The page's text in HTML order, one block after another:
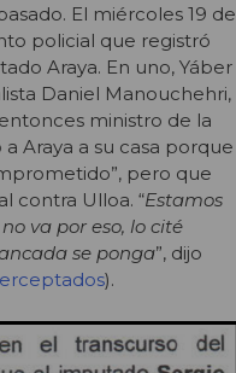
El miércoles 19 de
policial que registró
Araya. En uno, Yáber
Daniel Manouchehri,
ministro de la
Araya a su casa porque
pero que
contra Ulloa. “Estamos
va por eso, lo cité
se ponga”, dijo
).